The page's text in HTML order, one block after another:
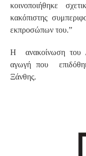
κοινοποιήθηκε
κακόπιστης
εκπροσώπων του.”
Η ανακοίνωση του
αγωγή που
Ξάνθης.